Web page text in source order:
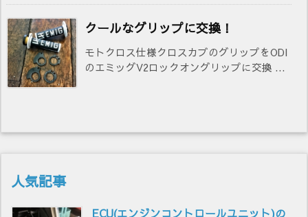
クールなグリップに交換！
モトクロス仕様クロスカブのグリップをODI
のエミッグV2ロックオングリップに交換 ...
人気記事
ECU(エンジンコントロールユニット)の